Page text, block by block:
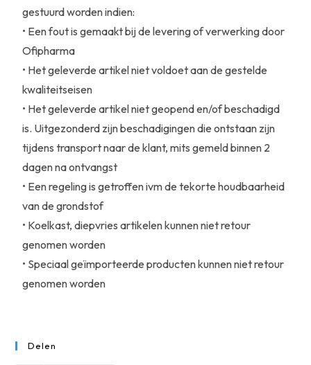
gestuurd worden indien:
• Een fout is gemaakt bij de levering of verwerking door
Ofipharma
• Het geleverde artikel niet voldoet aan de gestelde
kwaliteitseisen
• Het geleverde artikel niet geopend en/of beschadigd
is. Uitgezonderd zijn beschadigingen die ontstaan zijn
tijdens transport naar de klant, mits gemeld binnen 2
dagen na ontvangst
• Een regeling is getroffen ivm de tekorte houdbaarheid
van de grondstof
• Koelkast, diepvries artikelen kunnen niet retour
genomen worden
• Speciaal geïmporteerde producten kunnen niet retour
genomen worden
Delen